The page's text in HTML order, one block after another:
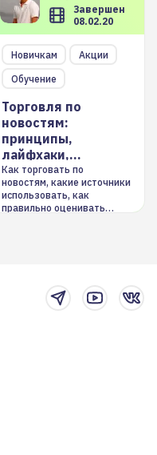
Завершен
08.02.20
Новичкам
Акции
Обучение
Торговля по
новостям:
принципы,
лайфхаки,
инструменты
Как торговать по
новостям, какие источники
использовать, как
правильно оценивать